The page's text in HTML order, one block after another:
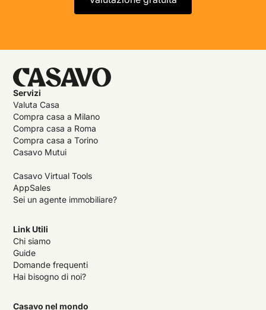
Servizi
Valuta Casa
Compra casa a Milano
Compra casa a Roma
Compra casa a Torino
Casavo Mutui
Casavo Virtual Tools
AppSales
Sei un agente immobiliare?
Link Utili
Chi siamo
Guide
Domande frequenti
Hai bisogno di noi?
Casavo nel mondo